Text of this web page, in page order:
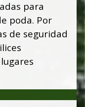
para
poda. Por
de seguridad